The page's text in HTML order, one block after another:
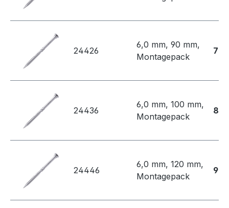
24426
6,0 mm, 90 mm,
Montagepack
24436
6,0 mm, 100 mm,
Montagepack
24446
6,0 mm, 120 mm,
Montagepack